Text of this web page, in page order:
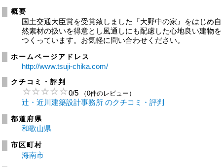
概要
国土交通大臣賞を受賞致しました『大野中の家』をはじめ
然素材の扱いを得意とし風通しにも配慮した心地良い建物
つくっています。お気軽に問い合わせください。
ホームページアドレス
http://www.tsuji-chika.com/
クチコミ・評判
0/5 （0件のレビュー）
辻・近川建築設計事務所 のクチコミ・評判
都道府県
和歌山県
市区町村
海南市